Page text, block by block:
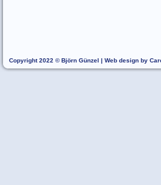
Copyright 2022 © Björn Günzel | Web design by